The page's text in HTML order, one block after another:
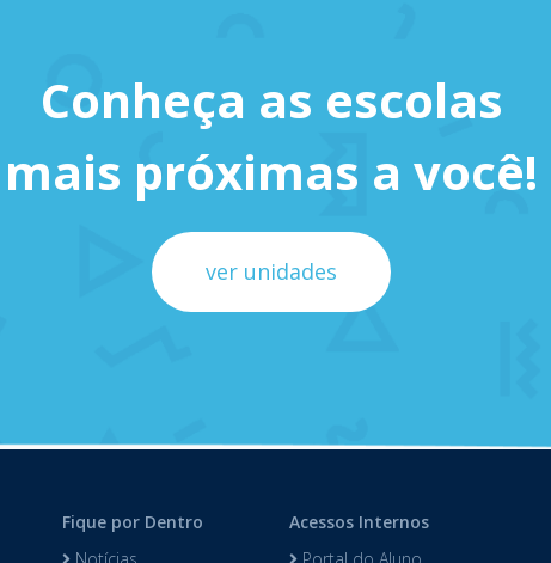
Conheça as escolas
mais próximas a você!
ver unidades
Fique por Dentro
Acessos Internos